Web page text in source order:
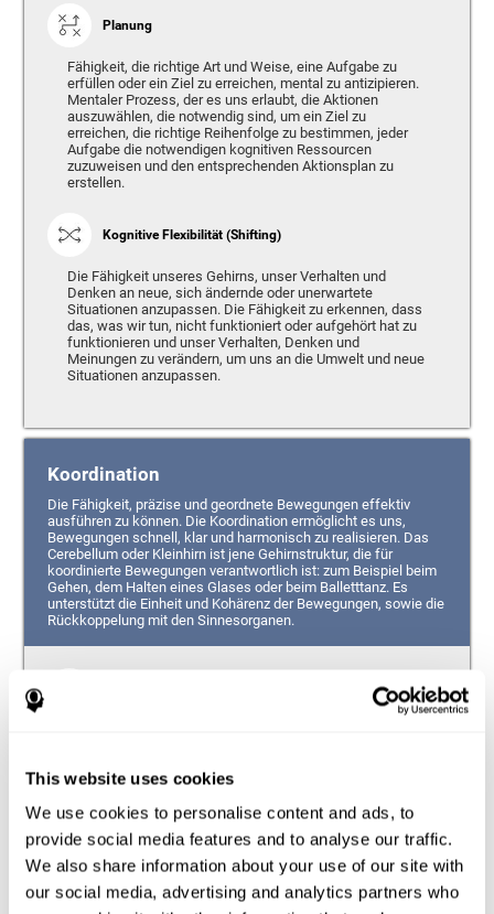
This website uses cookies
We use cookies to personalise content and ads, to
provide social media features and to analyse our traffic.
We also share information about your use of our site with
our social media, advertising and analytics partners who
Planung
Fähigkeit, die richtige Art und Weise, eine Aufgabe zu
erfüllen oder ein Ziel zu erreichen, mental zu antizipieren.
Mentaler Prozess, der es uns erlaubt, die Aktionen
auszuwählen, die notwendig sind, um ein Ziel zu
erreichen, die richtige Reihenfolge zu bestimmen, jeder
Aufgabe die notwendigen kognitiven Ressourcen
zuzuweisen und den entsprechenden Aktionsplan zu
erstellen.
Kognitive Flexibilität (Shifting)
Die Fähigkeit unseres Gehirns, unser Verhalten und
Denken an neue, sich ändernde oder unerwartete
Situationen anzupassen. Die Fähigkeit zu erkennen, dass
das, was wir tun, nicht funktioniert oder aufgehört hat zu
funktionieren und unser Verhalten, Denken und
Meinungen zu verändern, um uns an die Umwelt und neue
Situationen anzupassen.
Koordination
Die Fähigkeit, präzise und geordnete Bewegungen effektiv
ausführen zu können. Die Koordination ermöglicht es uns,
Bewegungen schnell, klar und harmonisch zu realisieren. Das
Cerebellum oder Kleinhirn ist jene Gehirnstruktur, die für
koordinierte Bewegungen verantwortlich ist: zum Beispiel beim
Gehen, dem Halten eines Glases oder beim Balletttanz. Es
unterstützt die Einheit und Kohärenz der Bewegungen, sowie die
Rückkoppelung mit den Sinnesorganen.
integrieren, welche unsere Augen liefern (visuelle
Hände zu steuern.
Reaktionszeit
Fähigkeit, einen Reiz zu erkennen, zu verarbeiten und auf